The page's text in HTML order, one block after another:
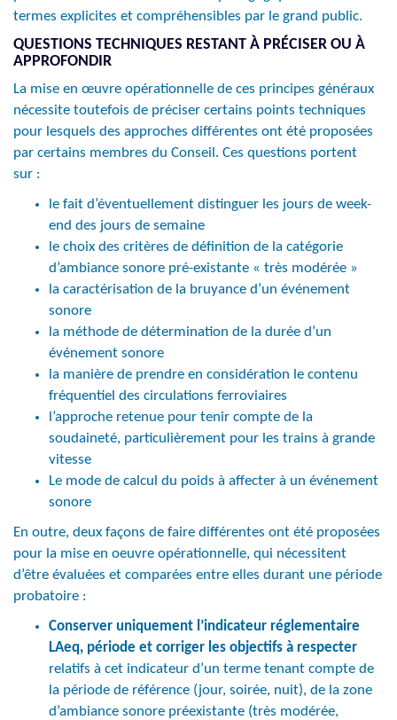
termes explicites et compréhensibles par le grand public.
QUESTIONS TECHNIQUES RESTANT À PRÉCISER OU À
APPROFONDIR
La mise en œuvre opérationnelle de ces principes généraux
nécessite toutefois de préciser certains points techniques
pour lesquels des approches différentes ont été proposées
par certains membres du Conseil. Ces questions portent
sur :
le fait d’éventuellement distinguer les jours de week-
end des jours de semaine
le choix des critères de définition de la catégorie
d’ambiance sonore pré-existante « très modérée »
la caractérisation de la bruyance d’un événement
sonore
la méthode de détermination de la durée d’un
événement sonore
la manière de prendre en considération le contenu
fréquentiel des circulations ferroviaires
l’approche retenue pour tenir compte de la
soudaineté, particulièrement pour les trains à grande
vitesse
Le mode de calcul du poids à affecter à un événement
sonore
En outre, deux façons de faire différentes ont été proposées
pour la mise en oeuvre opérationnelle, qui nécessitent
d’être évaluées et comparées entre elles durant une période
probatoire :
Conserver uniquement l’indicateur réglementaire
LAeq, période et corriger les objectifs à respecter
relatifs à cet indicateur d’un terme tenant compte de
la période de référence (jour, soirée, nuit), de la zone
d’ambiance sonore préexistante (très modérée,